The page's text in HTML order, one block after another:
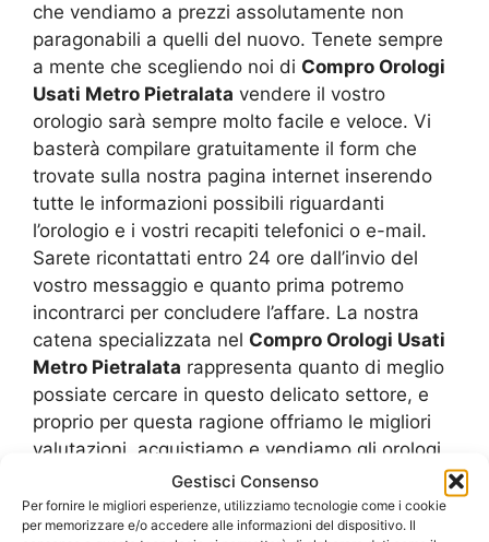
Gestisci Consenso
Per fornire le migliori esperienze, utilizziamo tecnologie come i cookie
per memorizzare e/o accedere alle informazioni del dispositivo. Il
che vendiamo a prezzi assolutamente non
paragonabili a quelli del nuovo. Tenete sempre
a mente che scegliendo noi di Compro Orologi
Usati Metro Pietralata vendere il vostro
orologio sarà sempre molto facile e veloce. Vi
basterà compilare gratuitamente il form che
trovate sulla nostra pagina internet inserendo
tutte le informazioni possibili riguardanti
l’orologio e i vostri recapiti telefonici o e-mail.
Sarete ricontattati entro 24 ore dall’invio del
vostro messaggio e quanto prima potremo
incontrarci per concludere l’affare. La nostra
catena specializzata nel Compro Orologi Usati
Metro Pietralata rappresenta quanto di meglio
possiate cercare in questo delicato settore, e
proprio per questa ragione offriamo le migliori
valutazioni, acquistiamo e vendiamo gli orologi
usati delle migliori marche a prezzi
assolutamente onesti e convenienti. Grazie a
tale modus operandi in tantissimi si rivolgono